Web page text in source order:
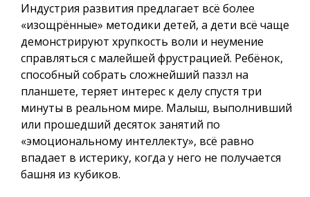
Индустрия развития предлагает всё более
«изощрённые» методики детей, а дети всё чаще
демонстрируют хрупкость воли и неумение
справляться с малейшей фрустрацией. Ребёнок,
способный собрать сложнейший паззл на
планшете, теряет интерес к делу спустя три
минуты в реальном мире. Малыш, выполнивший
или прошедший десяток занятий по
«эмоциональному интеллекту», всё равно
впадает в истерику, когда у него не получается
башня из кубиков.